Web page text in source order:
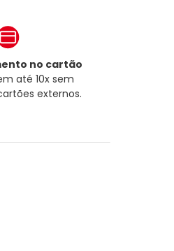
no cartão
até 10x sem
externos.